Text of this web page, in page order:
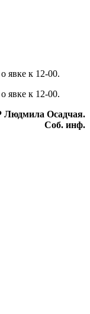
явке к 12-00.
явке к 12-00.
Людмила Осадчая.
Соб. инф.